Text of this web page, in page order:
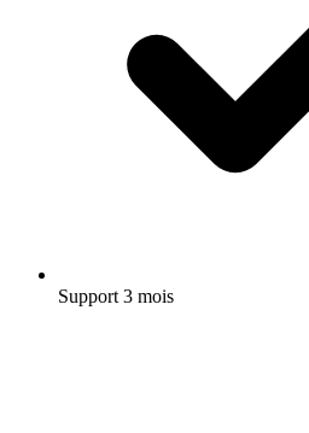
Support 3 mois